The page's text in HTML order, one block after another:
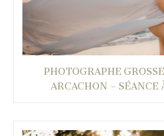
PHOTOGRAPHE
ARCACHON – SÉANCE